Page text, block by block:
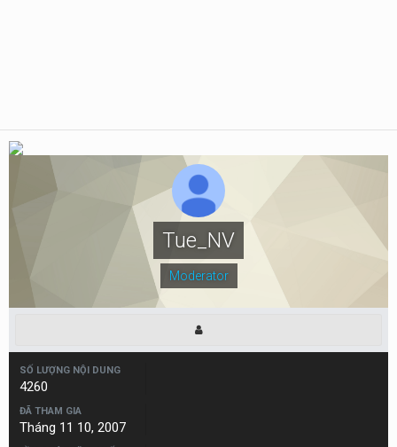
Tue_NV
Moderator
SỐ LƯỢNG NỘI DUNG
4260
ĐÃ THAM GIA
Tháng 11 10, 2007